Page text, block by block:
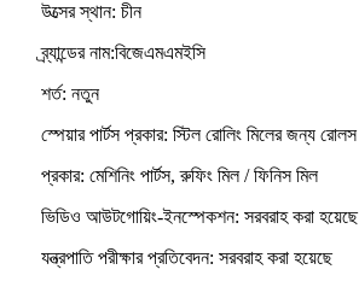
উত্সের স্থান: চীন
ব্র্যান্ডের নাম:বিজেএমএমইসি
শর্ত: নতুন
স্পেয়ার পার্টস প্রকার: স্টিল রোলিং মিলের জন্য রোলস
প্রকার: মেশিনিং পার্টস, রুফিং মিল / ফিনিস মিল
ভিডিও আউটগোয়িং-ইনস্পেকশন: সরবরাহ করা হয়েছে
যন্ত্রপাতি পরীক্ষার প্রতিবেদন: সরবরাহ করা হয়েছে